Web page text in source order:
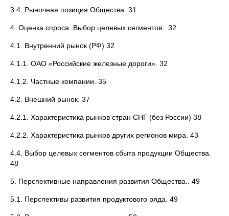
3.4. Рыночная позиция Общества. 31
4. Оценка спроса. Выбор целевых сегментов.. 32
4.1. Внутренний рынок (РФ) 32
4.1.1. ОАО «Российские железные дороги». 32
4.1.2. Частные компании. 35
4.2. Внешний рынок. 37
4.2.1. Характеристика рынков стран СНГ (без России) 38
4.2.2. Характеристика рынков других регионов мира. 43
4.4. Выбор целевых сегментов сбыта продукции Общества.
48
5. Перспективные направления развития Общества.. 49
5.1. Перспективы развития продуктового ряда. 49